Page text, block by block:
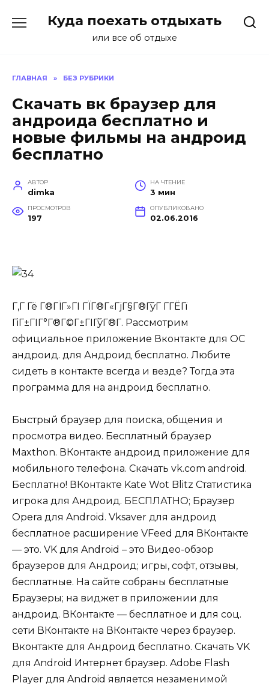
Куда поехать отдыхать
или все об отдыхе
ГЛАВНАЯ » БЕЗ РУБРИКИ
Скачать вк браузер для
андроида бесплатно и
новые фильмы на андроид
бесплатно
АВТОР
dimka
НА ЧТЕНИЕ
3 мин
ПРОСМОТРОВ
197
ОПУБЛИКОВАНО
02.06.2016
Г‚Г Гё Г®ГЇГ»ГІ ГЇГ®Г«ГјГ§Г®ГўГ Г­ГЁГї
ГіГ±ГІГ°Г®Г©Г±ГІГўГ®Г. Рассмотрим
официальное приложение Вконтакте для ОС
андроид. для Андроид бесплатно. Любите
сидеть в контакте всегда и везде? Тогда эта
программа для на андроид бесплатно.
Быстрый браузер для поиска, общения и
просмотра видео. Бесплатный браузер
Maxthon. ВКонтакте андроид приложение для
мобильного телефона. Скачать vk.com android.
Бесплатно! ВКонтакте Kate Wot Blitz Статистика
игрока для Андроид. БЕСПЛАТНО; Браузер
Opera для Android. Vksaver для андроид
бесплатное расширение VFeed для ВКонтакте
— это. VK для Android – это Видео-обзор
браузеров для Андроид; игры, софт, отзывы,
бесплатные. На сайте собраны бесплатные
Браузеры; на виджет в приложении для
андроид. ВКонтакте — бесплатное и для соц.
сети ВКонтакте на ВКонтакте через браузер.
Вконтакте для Андроид бесплатно. Скачать VK
для Android Интернет браузер. Adobe Flash
Player для Android является незаменимой